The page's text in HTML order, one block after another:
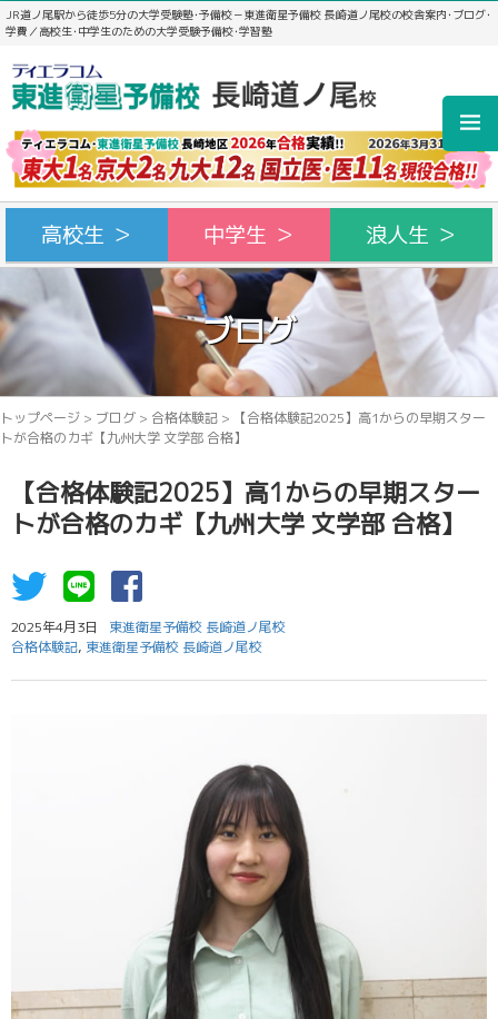
JR道ノ尾駅から徒歩5分の大学受験塾･予備校－東進衛星予備校 長崎道ノ尾校の校舎案内･ブログ･
学費／高校生･中学生のための大学受験予備校･学習塾
高校生 ＞ 中学生 ＞ 浪人生 ＞
ブログ
トップページ > ブログ > 合格体験記 >
【合格体験記2025】高1からの早期スター
トが合格のカギ【九州大学 文学部 合格】
【合格体験記2025】高1からの早期スター
トが合格のカギ【九州大学 文学部 合格】
2025年4月3日
東進衛星予備校 長崎道ノ尾校
合格体験記, 東進衛星予備校 長崎道ノ尾校